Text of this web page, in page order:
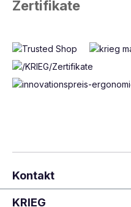
Zertifikate
Kontakt
KRIEG